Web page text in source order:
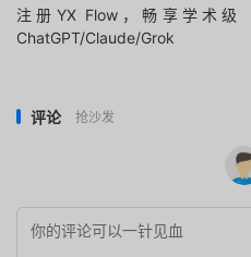
注册YX Flow，畅享学术级
ChatGPT/Claude/Grok
评论 抢沙发